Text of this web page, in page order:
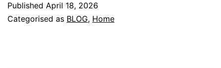
lifestyle
Published April 18, 2026
Categorised as BLOG, Home